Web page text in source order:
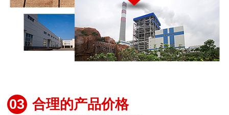
03 合理的产品价格